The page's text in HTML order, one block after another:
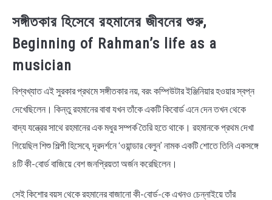
সঙ্গীতকার হিসেবে রহমানের জীবনের শুরু,
Beginning of Rahman’s life as a
musician
বিশ্বখ্যাত এই সুরকার প্রথমে সঙ্গীতকার নয়, বরং কম্পিউটার ইঞ্জিনিয়ার হওয়ার স্বপ্ন
দেখেছিলেন। কিন্তু রহমানের বাবা যখন তাঁকে একটি কিবোর্ড এনে দেন তখন থেকে
বাদ্য যন্ত্রের সাথে রহমানের এক মধুর সম্পর্ক তৈরি হতে থাকে। রহমানকে প্রথম দেখা
গিয়েছিল শিশু শিল্পী হিসেবে, দূরদর্শনে ‘ওয়ান্ডার বেলুন’ নামক একটি শোতে তিনি একসঙ্গে
৪টি কী-বোর্ড বাজিয়ে বেশ জনপ্রিয়তা অর্জন করেছিলেন।
সেই কিশোর বয়স থেকে রহমানের বাজানো কী-বোর্ড-কে এখনও চেন্নাইয়ে তাঁর